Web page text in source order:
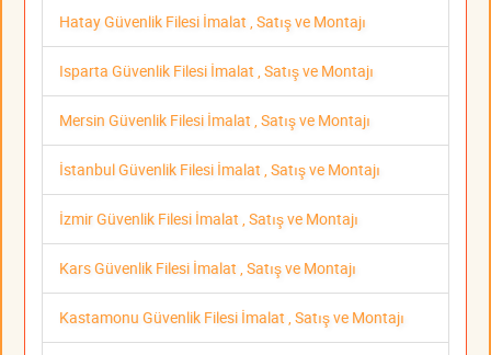
Hatay Güvenlik Filesi İmalat , Satış ve Montajı
Isparta Güvenlik Filesi İmalat , Satış ve Montajı
Mersin Güvenlik Filesi İmalat , Satış ve Montajı
İstanbul Güvenlik Filesi İmalat , Satış ve Montajı
İzmir Güvenlik Filesi İmalat , Satış ve Montajı
Kars Güvenlik Filesi İmalat , Satış ve Montajı
Kastamonu Güvenlik Filesi İmalat , Satış ve Montajı